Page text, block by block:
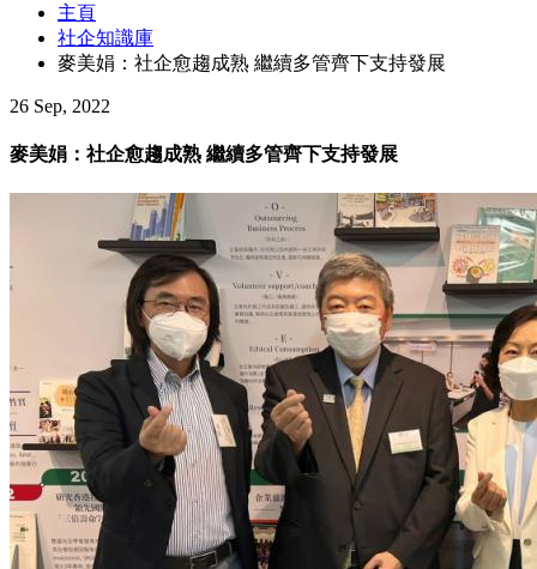
主頁
社企知識庫
麥美娟：社企愈趨成熟 繼續多管齊下支持發展
26 Sep, 2022
麥美娟：社企愈趨成熟 繼續多管齊下支持發展